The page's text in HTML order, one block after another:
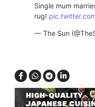
Single mum
rug!
— The Sun